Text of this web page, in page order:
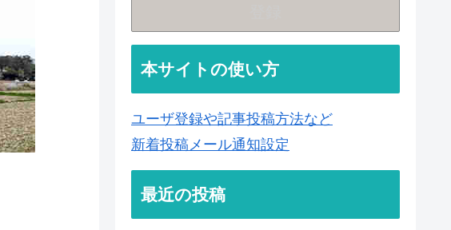
本サイトの使い方
ユーザ登録や記事投稿方法など
新着投稿メール通知設定
最近の投稿